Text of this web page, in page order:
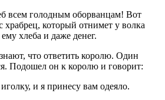
всем голодным оборванцам! Вот
храбрец, который отнимет у волка
хлеба и даже денег.
что ответить королю. Один
Подошел он к королю и говорит:
и я принесу вам одеяло.